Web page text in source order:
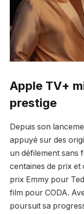
Apple TV+
prestige
Depuis son
appuyé sur des
un défilement sans
centaines de prix et
prix Emmy pour
film pour CODA.
poursuit sa